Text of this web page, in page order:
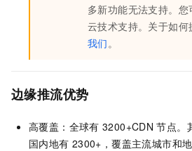
多新功能无法支持。您
云技术支持。关于如
我们 。
边缘推流优势
高覆盖：全球有 3200+CDN 节点。
国内地有 2300+，覆盖主流城市和地